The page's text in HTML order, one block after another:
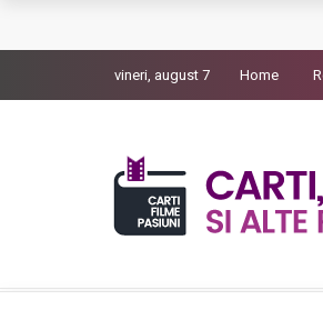
Bolla – O iubire
Indragostitii de Franz
Un artist al foamei –
vineri, august 7 Home